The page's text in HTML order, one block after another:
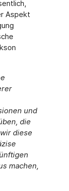
Aspekt
und
die
diese
machen,